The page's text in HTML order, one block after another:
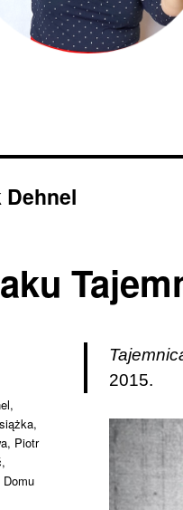
2015.
,
,
, Piotr
,
Domu